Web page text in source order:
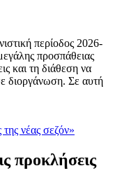
περίοδος 2026-
προσπάθειας
και τη διάθεση να
διοργάνωση. Σε αυτή
προκλήσεις